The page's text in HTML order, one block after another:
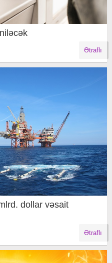
Ətraflı
dollar vəsait
Ətraflı